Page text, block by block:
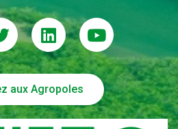
aux Agropoles